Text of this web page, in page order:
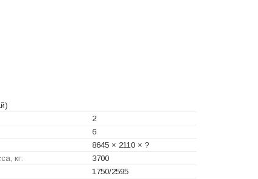
2
6
8645 × 2110 × ?
кг:
3700
1750/2595